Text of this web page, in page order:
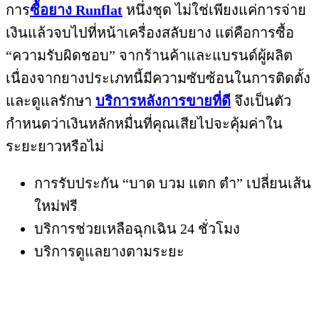
การซื้อยาง Runflat หนึ่งชุด ไม่ใช่เพียงแค่การจ่าย
เงินแล้วจบไปที่หน้าเครื่องสลับยาง แต่คือการซื้อ
“ความรับผิดชอบ” จากร้านค้าและแบรนด์ผู้ผลิต
เนื่องจากยางประเภทนี้มีความซับซ้อนในการติดตั้ง
และดูแลรักษา บริการหลังการขายที่ดี จึงเป็นตัว
กำหนดว่าเงินหลักหมื่นที่คุณเสียไปจะคุ้มค่าใน
ระยะยาวหรือไม่
การรับประกัน “บาด บวม แตก ตำ” เปลี่ยนเส้น
ใหม่ฟรี
บริการช่วยเหลือฉุกเฉิน 24 ชั่วโมง
บริการดูแลยางตามระยะ